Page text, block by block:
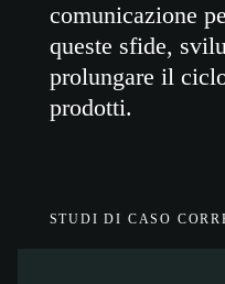
comunicazione
queste sfide,
prolungare il
prodotti.
STUDI DI CASO